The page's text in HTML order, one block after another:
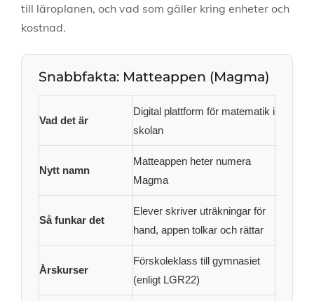
till läroplanen, och vad som gäller kring enheter och
kostnad.
Snabbfakta: Matteappen (Magma)
Vad det är
Digital plattform för matematik i
skolan
Nytt namn
Matteappen heter numera
Magma
Så funkar det
Elever skriver uträkningar för
hand, appen tolkar och rättar
Årskurser
Förskoleklass till gymnasiet
(enligt LGR22)